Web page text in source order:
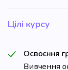
Цілі курсу
Освоєння
Вивчення